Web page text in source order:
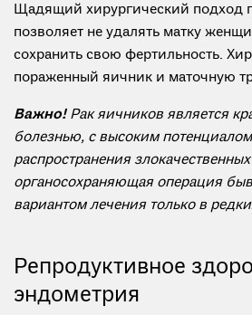
Щадящий хирургический подход
позволяет не удалять матку
сохранить свою фертильность.
пораженный яичник и маточную
Важно!Рак яичников является
болезнью, с высоким
распространения
органосохраняющая операция
вариантом лечения только в
Репродуктивное
эндометрия